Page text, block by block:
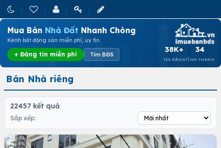
Mua Bán Nhà Đất Nhanh Chóng
Kênh bất động sản miễn phí, uy tín
+ Đăng tin miễn phí Tìm BĐS
38K+
TIN ĐĂNG
34
TỈNH THÀNH
Bán Nhà riêng
22457 kết quả
Sắp xếp: